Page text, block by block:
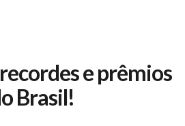
e prêmios
Brasil!